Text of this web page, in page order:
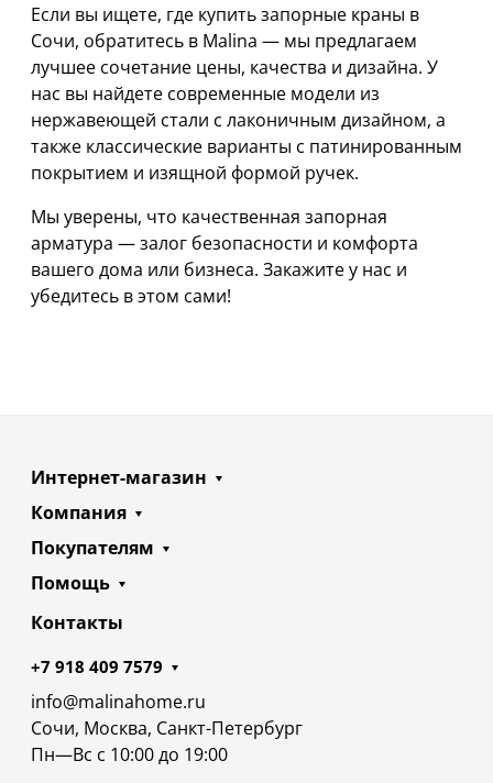
Если вы ищете, где купить запорные краны в
Сочи, обратитесь в Malina — мы предлагаем
лучшее сочетание цены, качества и дизайна. У
нас вы найдете современные модели из
нержавеющей стали с лаконичным дизайном, а
также классические варианты с патинированным
покрытием и изящной формой ручек.
Мы уверены, что качественная запорная
арматура — залог безопасности и комфорта
вашего дома или бизнеса. Закажите у нас и
убедитесь в этом сами!
Интернет-магазин
Компания
Покупателям
Помощь
Контакты
+7 918 409 7579
info@malinahome.ru
Сочи, Москва, Санкт-Петербург
Пн—Вс с 10:00 до 19:00